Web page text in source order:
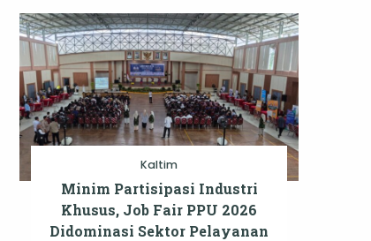
Kaltim
Minim Partisipasi Industri
Khusus, Job Fair PPU 2026
Didominasi Sektor Pelayanan